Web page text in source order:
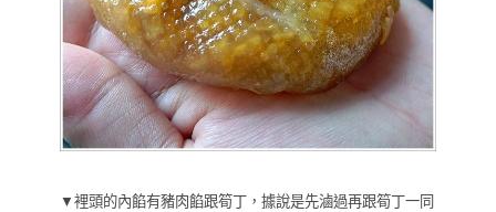
▼裡頭的內餡有豬肉餡跟筍丁，據說是先滷過再跟筍丁一同